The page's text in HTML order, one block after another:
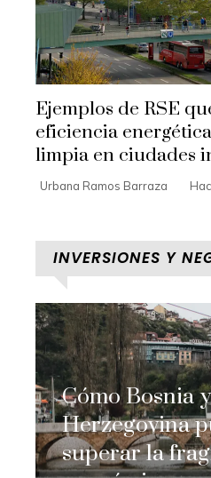
Ejemplos de RSE
eficiencia
limpia en ciudades
Urbana Ramos Barraza
INVERSIONES Y
Cómo Bosnia y
Herzegovina
superar la